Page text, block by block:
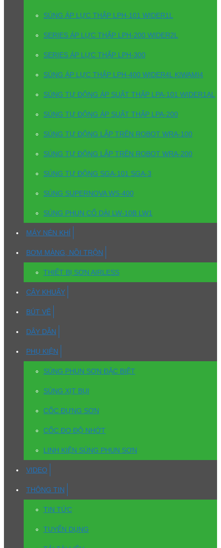
SÚNG ÁP LỰC THẤP LPH-101 WIDER1L
SERIES ÁP LỰC THẤP LPH-200 WIDER2L
SERIES ÁP LỰC THẤP LPH-300
SÚNG ÁP LỰC THẤP LPH-400 WIDER4L KIWAMI4
SÚNG TỰ ĐỘNG ÁP SUẤT THẤP LPA-101 WIDER1AL
SÚNG TỰ ĐỘNG ÁP SUẤT THẤP LPA-200
SÚNG TỰ ĐỘNG LẮP TRÊN ROBOT WRA-100
SÚNG TỰ ĐỘNG LẮP TRÊN ROBOT WRA-200
SÚNG TỰ ĐỘNG SGA-101 SGA-3
SÚNG SUPERNOVA WS-400
SÚNG PHUN CỔ DÀI LW-10B LW1
MÁY NÉN KHÍ
BƠM MÀNG, NỒI TRỘN
THIẾT BỊ SƠN AIRLESS
CÂY KHUẤY
BÚT VẼ
DÂY DẪN
PHỤ KIỆN
SÚNG PHUN SƠN ĐẶC BIỆT
SÚNG XỊT BỤI
CỐC ĐỰNG SƠN
CỐC ĐO ĐỘ NHỚT
LINH KIỆN SÚNG PHUN SƠN
VIDEO
THÔNG TIN
TIN TỨC
TUYỂN DỤNG